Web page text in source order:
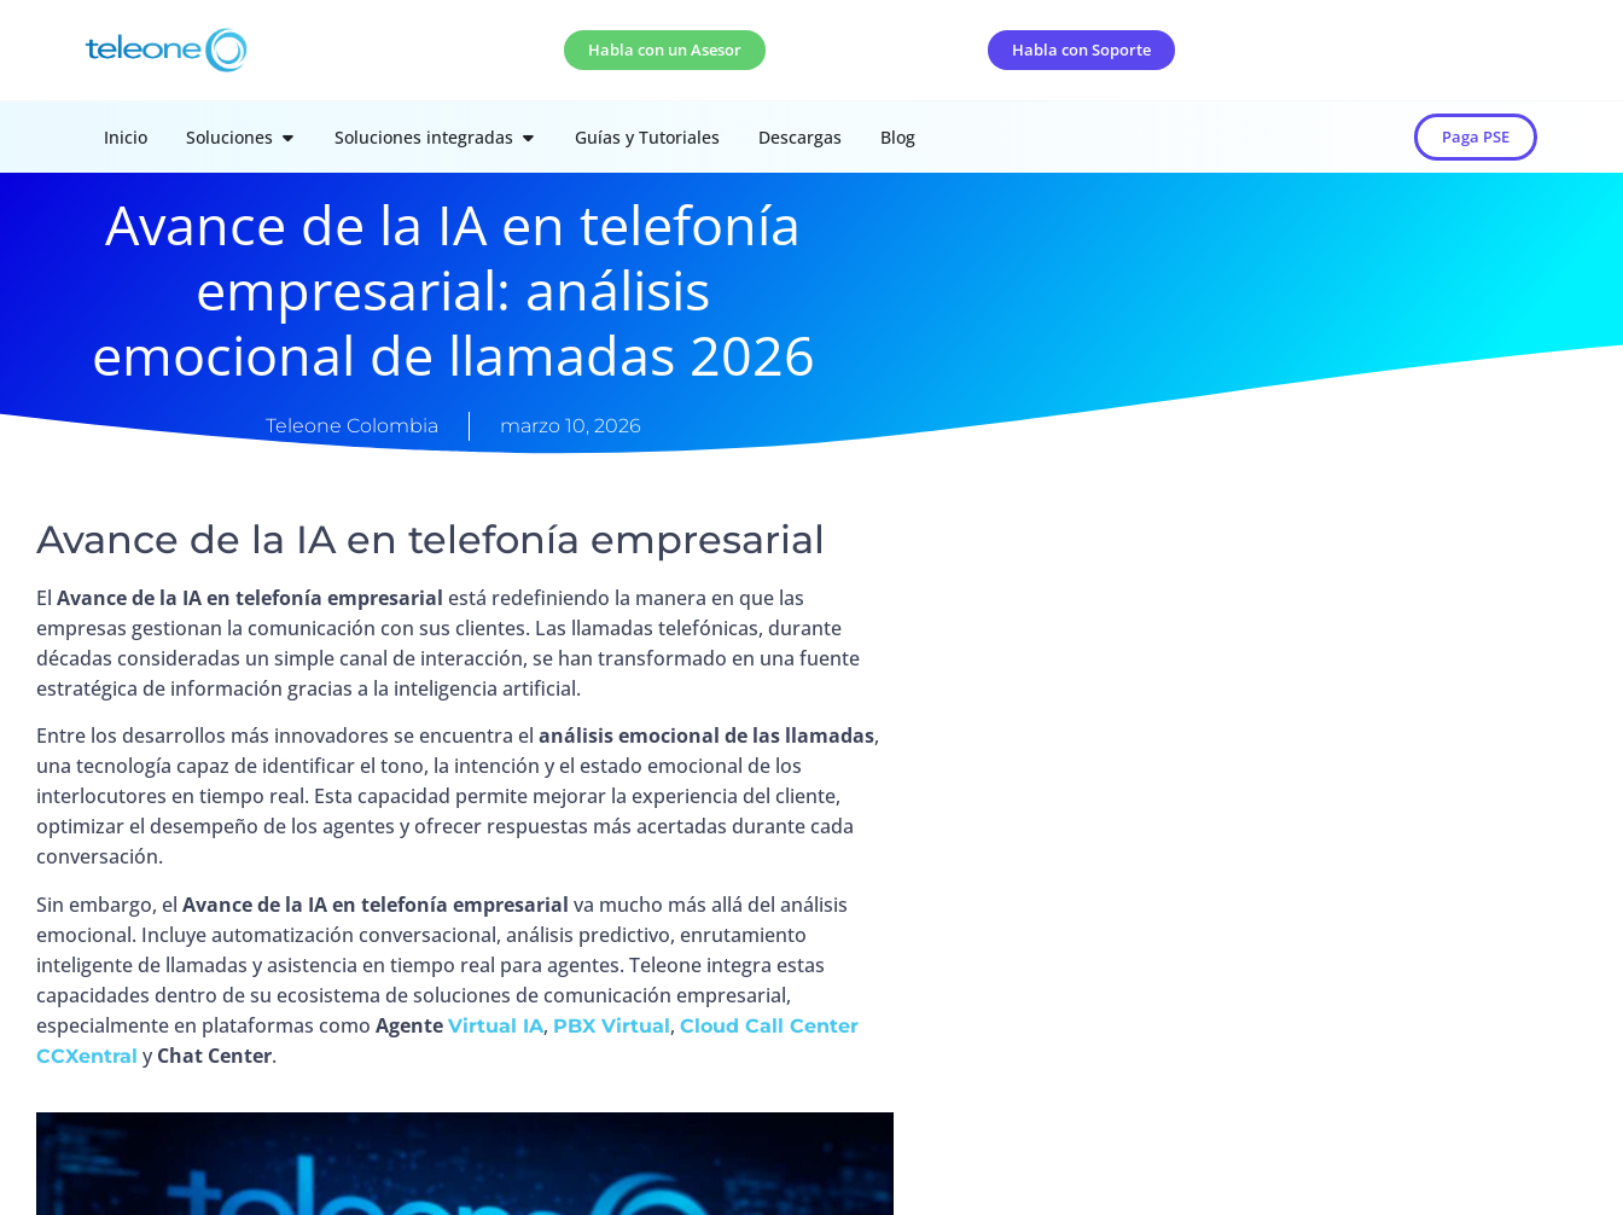
Habla con un Asesor Habla con Soporte
Inicio Soluciones Soluciones integradas Guías y Tutoriales Descargas Blog Paga PSE
Avance de la IA en telefonía
empresarial: análisis
emocional de llamadas 2026
Teleone Colombia marzo 10, 2026
Avance de la IA en telefonía empresarial
El Avance de la IA en telefonía empresarial está redefiniendo la manera en que las
empresas gestionan la comunicación con sus clientes. Las llamadas telefónicas, durante
décadas consideradas un simple canal de interacción, se han transformado en una fuente
estratégica de información gracias a la inteligencia artificial.
Entre los desarrollos más innovadores se encuentra el análisis emocional de las llamadas,
una tecnología capaz de identificar el tono, la intención y el estado emocional de los
interlocutores en tiempo real. Esta capacidad permite mejorar la experiencia del cliente,
optimizar el desempeño de los agentes y ofrecer respuestas más acertadas durante cada
conversación.
Sin embargo, el Avance de la IA en telefonía empresarial va mucho más allá del análisis
emocional. Incluye automatización conversacional, análisis predictivo, enrutamiento
inteligente de llamadas y asistencia en tiempo real para agentes. Teleone integra estas
capacidades dentro de su ecosistema de soluciones de comunicación empresarial,
especialmente en plataformas como Agente Virtual IA, PBX Virtual, Cloud Call Center
CCXentral y Chat Center.